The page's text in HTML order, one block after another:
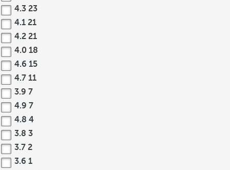
4.3 23
4.1 21
4.2 21
4.0 18
4.6 15
4.7 11
3.9 7
4.9 7
4.8 4
3.8 3
3.7 2
3.6 1